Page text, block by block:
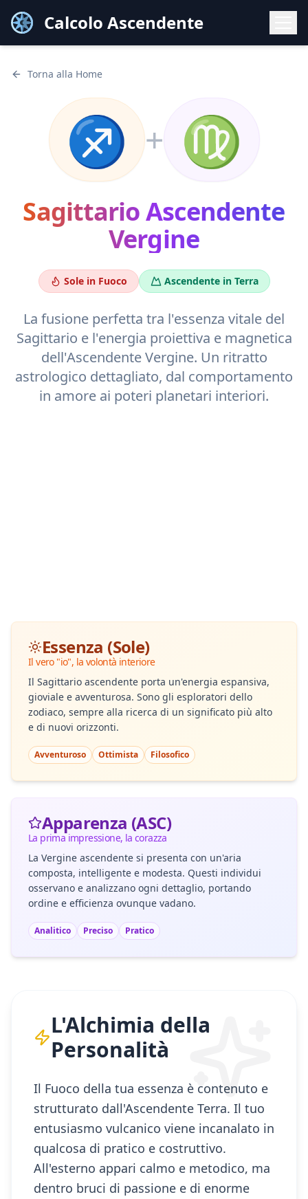
Calcolo Ascendente
Torna alla Home
♐ + ♍
SagittarioAscendente
Vergine
Sole in Fuoco Ascendente in Terra
La fusione perfetta tra l'essenza vitale del
Sagittario e l'energia proiettiva e magnetica
dell'AscendenteVergine. Un ritratto
astrologico dettagliato, dal comportamento
in amore ai poteri planetari interiori.
Essenza (Sole)
Il vero "io", la volontà interiore
Il Sagittario ascendente porta un'energia espansiva,
gioviale e avventurosa. Sono gli esploratori dello
zodiaco, sempre alla ricerca di un significato più alto
e di nuovi orizzonti.
Avventuroso Ottimista Filosofico
Apparenza (ASC)
La prima impressione, la corazza
La Vergine ascendente si presenta con un'aria
composta, intelligente e modesta. Questi individui
osservano e analizzano ogni dettaglio, portando
ordine e efficienza ovunque vadano.
Analitico Preciso Pratico
L'Alchimia della
Personalità
Il Fuoco della tua essenza è contenuto e
strutturato dall'Ascendente Terra. Il tuo
entusiasmo vulcanico viene incanalato in
qualcosa di pratico e costruttivo.
All'esterno appari calmo e metodico, ma
dentro bruci di passione e di enorme